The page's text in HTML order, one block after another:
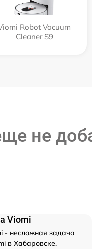
Robot Vacuum
Cleaner S9
не
Viomi
- несложная задача
в Хабаровске.